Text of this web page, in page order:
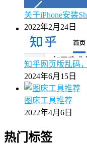
关于iPhone安装
2022年2月24日
知乎网页版乱码
2024年6月15日
图床工具推荐
2022年4月6日
热门标签